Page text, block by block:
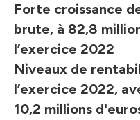
Forte croissance
brute, à 82,8
l’exercice 2022
Niveaux de
l’exercice 2022,
10,2 millions